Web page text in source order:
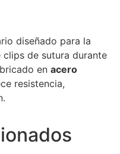
diseñado para la
de sutura durante
en acero
resistencia,